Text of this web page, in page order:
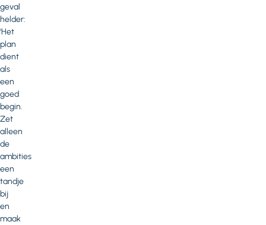
geval
helder:
‘Het
plan
dient
als
een
goed
begin.
Zet
alleen
de
ambities
een
tandje
bij
en
maak